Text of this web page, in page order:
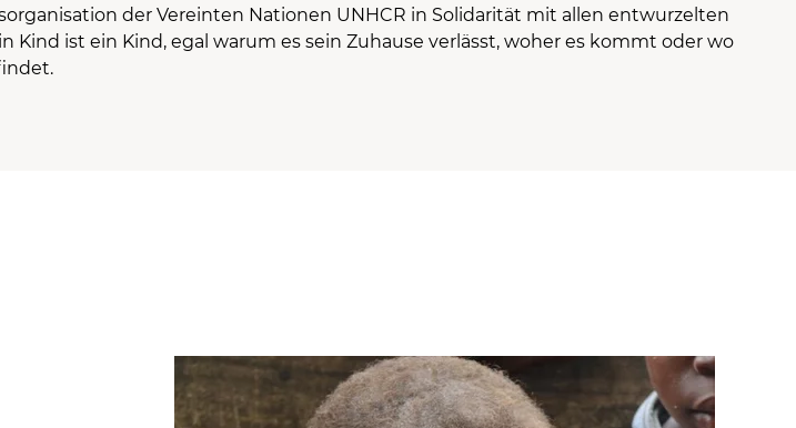
der Vereinten Nationen UNHCR in Solidarität mit allen entwurzelten
Kind ist ein Kind, egal warum es sein Zuhause verlässt, woher es kommt oder wo